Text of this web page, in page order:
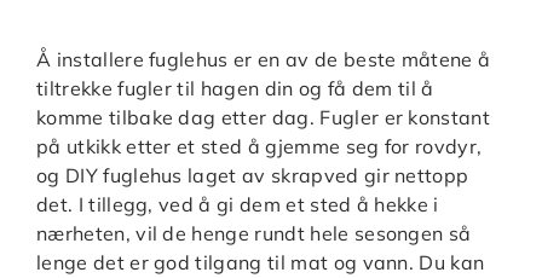
Å installere fuglehus er en av de beste måtene å
tiltrekke fugler til hagen din og få dem til å
komme tilbake dag etter dag. Fugler er konstant
på utkikk etter et sted å gjemme seg for rovdyr,
og DIY fuglehus laget av skrapved gir nettopp
det. I tillegg, ved å gi dem et sted å hekke i
nærheten, vil de henge rundt hele sesongen så
lenge det er god tilgang til mat og vann. Du kan